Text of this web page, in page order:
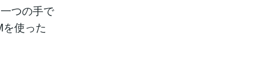
つの手で
使った